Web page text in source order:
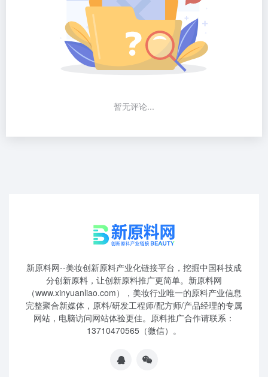
暂无评论...
新原料网--美妆创新原料产业化链接平台，挖掘中国科技成
分创新原料，让创新原料推广更简单。新原料网
（www.xinyuanliao.com），美妆行业唯一的原料产业信息
完整聚合新媒体，原料/研发工程师/配方师/产品经理的专属
网站，电脑访问网站体验更佳。原料推广合作请联系：
13710470565（微信）。